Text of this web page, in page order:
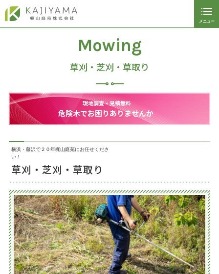
メニュー
閉じる
工事車両による伐採、剪定、伐根
雑草対策
リガーデン、エクステリア工事
伐採・抜根
剪定・刈込
草刈・芝刈・草取り
庭木の植え替え、植樹
庭木の消毒
マンション植栽管理
Mowing
草刈・芝刈・草取り
現地調査・見積無料
危険木でお困りありませんか
横浜・藤沢で２０年梶山庭苑にお任せくださ
い！
草刈・芝刈・草取り